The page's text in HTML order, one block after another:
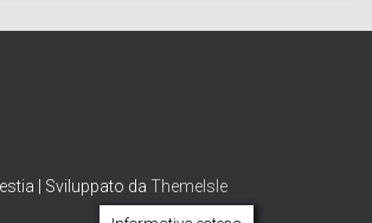
| Sviluppato da ThemeIsle